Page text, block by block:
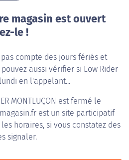
magasin est ouvert
le !
compte des jours fériés et
aussi vérifier si Low Rider
en l'appelant...
MONTLUÇON est fermé le
est un site participatif
horaires, si vous constatez des
signaler.